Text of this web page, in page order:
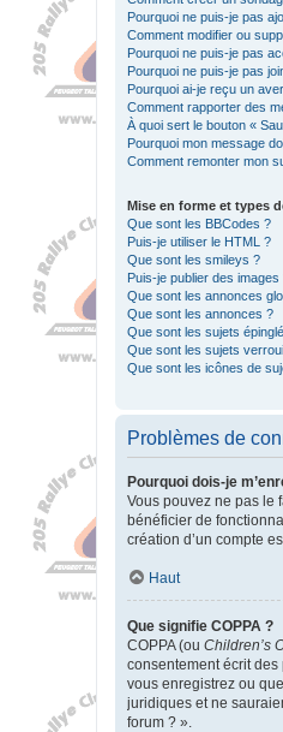
Pourquoi ne puis-je pas
Comment modifier ou
Pourquoi ne puis-je pas
Pourquoi ne puis-je pas
Pourquoi ai-je reçu un
Comment rapporter des
À quoi sert le bouton «
Pourquoi mon message
Comment remonter mon
Mise en forme et types
Que sont les BBCodes ?
Puis-je utiliser le HTML ?
Que sont les smileys ?
Puis-je publier des images
Que sont les annonces
Que sont les annonces ?
Que sont les sujets
Que sont les sujets
Que sont les icônes de
Problèmes de
Pourquoi dois-je
Vous pouvez ne pas le
bénéficier de
création d’un compte
Haut
Que signifie COPPA ?
COPPA (ou Children’s
consentement écrit des
vous enregistrez ou
juridiques et ne
forum ? ».